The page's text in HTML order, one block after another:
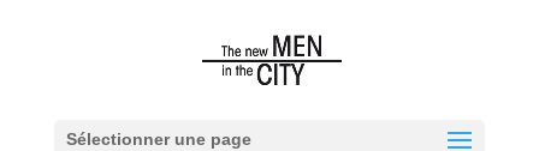
Sélectionner une page